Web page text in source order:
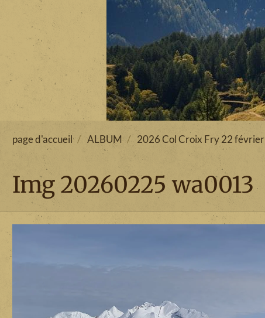
page d'accueil ALBUM 2026 Col Croix Fry 22 février
Img 20260225 wa0013